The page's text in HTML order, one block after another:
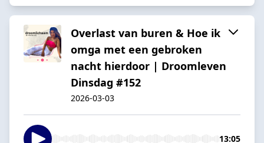
Overlast van buren & Hoe ik
omga met een gebroken
nacht hierdoor | Droomleven
Dinsdag #152
2026-03-03
13:05